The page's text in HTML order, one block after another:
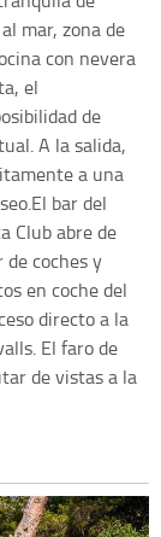
mar, zona de
con nevera
el
de
A la salida,
a una
bar del
Club abre de
coches y
en coche del
directo a la
El faro de
de vistas a la